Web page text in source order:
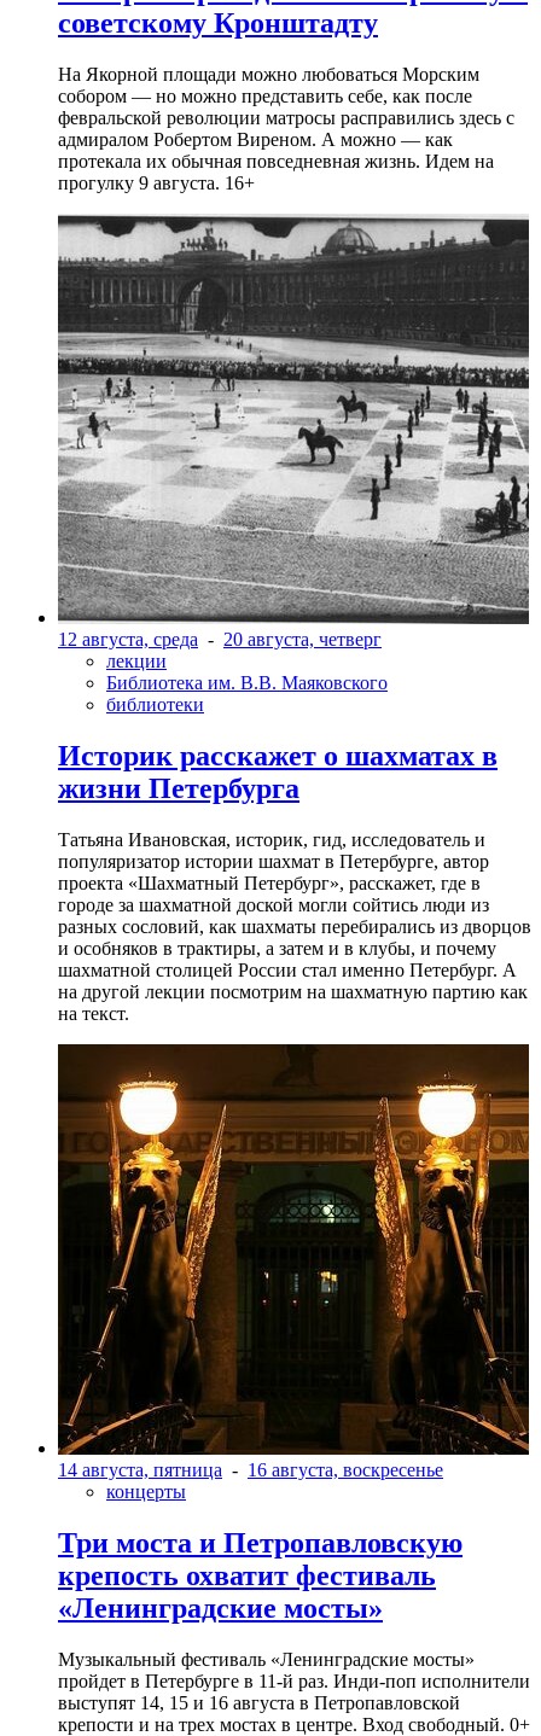
советскому Кронштадту
На Якорной площади можно любоваться Морским
собором — но можно представить себе, как после
февральской революции матросы расправились здесь с
адмиралом Робертом Виреном. А можно — как
протекала их обычная повседневная жизнь. Идем на
прогулку 9 августа. 16+
12 августа, среда - 20 августа, четверг
лекции
Библиотека им. В.В. Маяковского
библиотеки
Историк расскажет о шахматах в
жизни Петербурга
Татьяна Ивановская, историк, гид, исследователь и
популяризатор истории шахмат в Петербурге, автор
проекта «Шахматный Петербург», расскажет, где в
городе за шахматной доской могли сойтись люди из
разных сословий, как шахматы перебирались из дворцов
и особняков в трактиры, а затем и в клубы, и почему
шахматной столицей России стал именно Петербург. А
на другой лекции посмотрим на шахматную партию как
на текст.
14 августа, пятница - 16 августа, воскресенье
концерты
Три моста и Петропавловскую
крепость охватит фестиваль
«Ленинградские мосты»
Музыкальный фестиваль «Ленинградские мосты»
пройдет в Петербурге в 11-й раз. Инди-поп исполнители
выступят 14, 15 и 16 августа в Петропавловской
крепости и на трех мостах в центре. Вход свободный. 0+